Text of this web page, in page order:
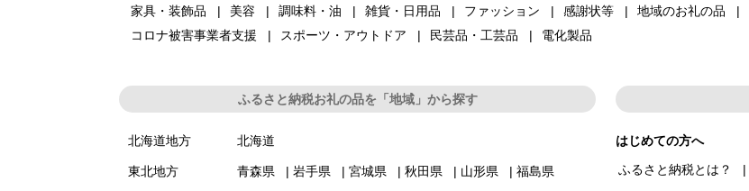
家具・装飾品
美容 調味料・油 雑貨・日用品 ファッション 感謝状等 地域のお礼の品
コロナ被害事業者支援
スポーツ・アウトドア 民芸品・工芸品 電化製品
ふるさと納税お礼の品を「地域」から探す
北海道地方 北海道
東北地方 青森県 岩手県 宮城県 秋田県 山形県 福島県
はじめての方へ
ふるさと納税とは？